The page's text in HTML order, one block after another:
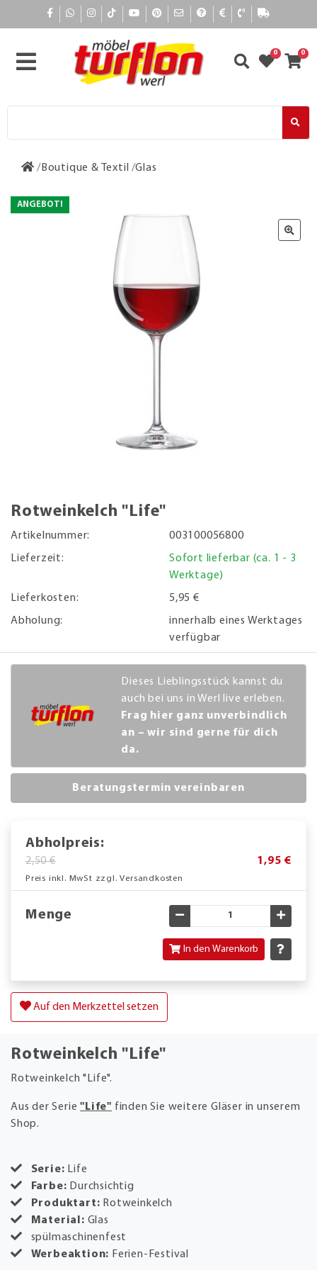
0 0
Boutique & Textil Glas
ANGEBOT!
Rotweinkelch "Life"
Artikelnummer:
003100056800
Lieferzeit:
Sofort lieferbar (ca. 1 - 3
Werktage)
Lieferkosten:
5,95 €
Abholung:
innerhalb eines Werktages
verfügbar
Dieses Lieblingsstück kannst du
auch bei uns in Werl live erleben.
Frag hier ganz unverbindlich
an – wir sind gerne für dich
da.
Beratungstermin vereinbaren
Abholpreis:
2,50 € 1,95 €
Preis inkl. MwSt zzgl. Versandkosten
Menge Gewünschte Menge
In den Warenkorb
Auf den Merkzettel setzen
Rotweinkelch "Life"
Rotweinkelch "Life".
Aus der Serie"Life" finden Sie weitere Gläser in unserem
Shop.
Serie: Life
Farbe: Durchsichtig
Produktart: Rotweinkelch
Material: Glas
spülmaschinenfest
Werbeaktion: Ferien-Festival